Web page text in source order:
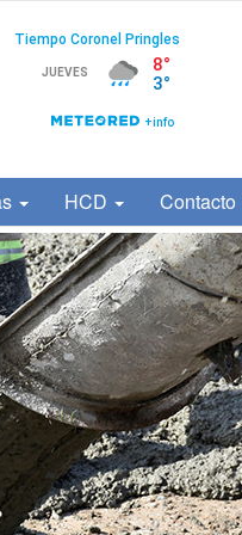
HCD Contacto